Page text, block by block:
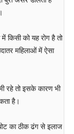
किसी को यह रोग है तो
महिलाओं में ऐसा
रहे तो इसके कारण भी
है।
का ठीक ढंग से इलाज